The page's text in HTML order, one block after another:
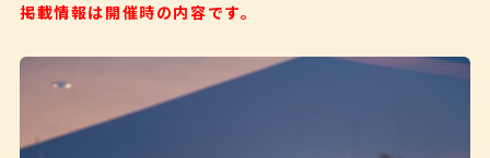
掲載情報は開催時の内容です。